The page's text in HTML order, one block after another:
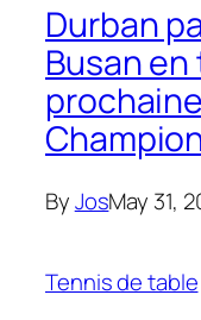
Durban
Busan
ByJosMay 31,
Tennis de table